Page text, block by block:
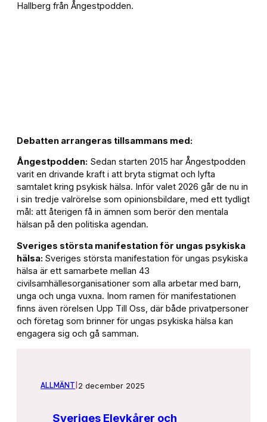
Hallberg från Ångestpodden.
Debatten arrangeras tillsammans med:
Ångestpodden: Sedan starten 2015 har Ångestpodden
varit en drivande kraft i att bryta stigmat och lyfta
samtalet kring psykisk hälsa. Inför valet 2026 går de nu in
i sin tredje valrörelse som opinionsbildare, med ett tydligt
mål: att återigen få in ämnen som berör den mentala
hälsan på den politiska agendan.
Sveriges största manifestation för ungas psykiska
hälsa: Sveriges största manifestation för ungas psykiska
hälsa är ett samarbete mellan 43
civilsamhällesorganisationer som alla arbetar med barn,
unga och unga vuxna. Inom ramen för manifestationen
finns även rörelsen Upp Till Oss, där både privatpersoner
och företag som brinner för ungas psykiska hälsa kan
engagera sig och gå samman.
ALLMÄNT 2 december 2025
Sveriges Elevkårer och